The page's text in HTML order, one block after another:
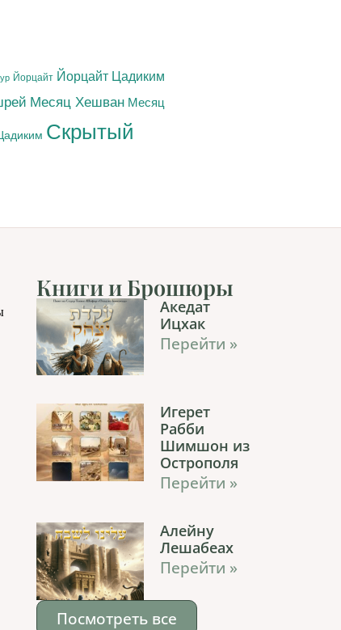
Йорцайт Йорцайт Цадиким
Месяц Хешван Месяц
Скрытый
Книги и Брошюры
Акедат
Ицхак
Перейти »
Игерет
Рабби
Шимшон из
Острополя
Перейти »
Алейну
Лешабеах
Перейти »
Посмотреть все